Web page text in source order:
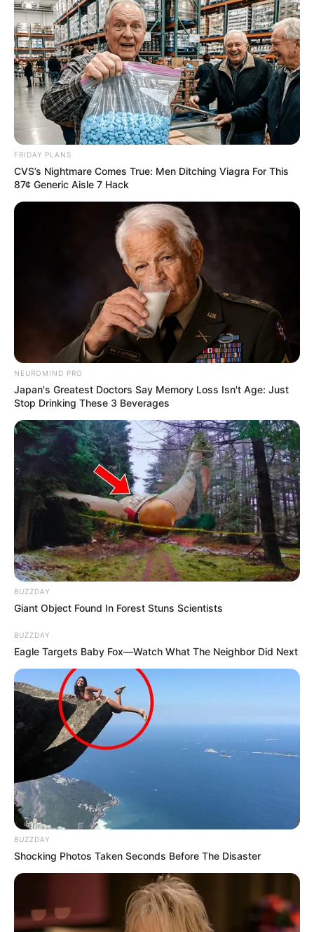
FRIDAY PLANS
CVS’s Nightmare Comes True: Men Ditching Viagra For This
87¢ Generic Aisle 7 Hack
NEUROMIND PRO
Japan's Greatest Doctors Say Memory Loss Isn't Age: Just
Stop Drinking These 3 Beverages
BUZZDAY
Giant Object Found In Forest Stuns Scientists
BUZZDAY
Eagle Targets Baby Fox—Watch What The Neighbor Did Next
BUZZDAY
Shocking Photos Taken Seconds Before The Disaster